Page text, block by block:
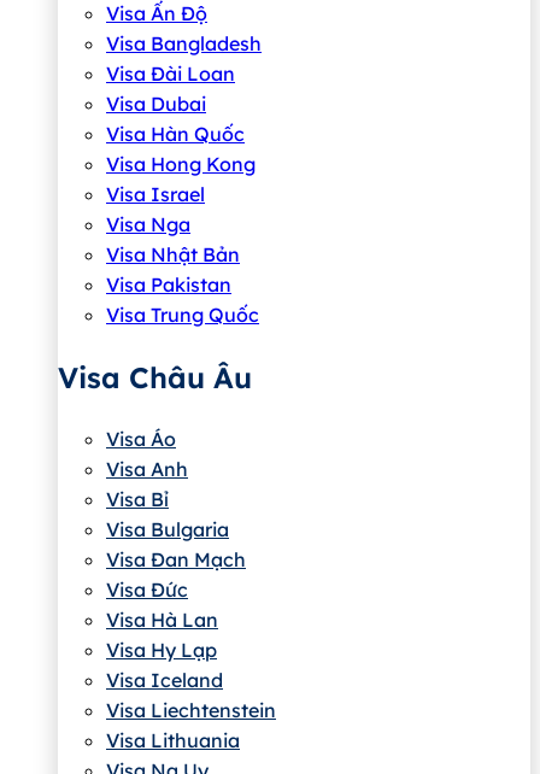
Visa Ấn Độ
Visa Bangladesh
Visa Đài Loan
Visa Dubai
Visa Hàn Quốc
Visa Hong Kong
Visa Israel
Visa Nga
Visa Nhật Bản
Visa Pakistan
Visa Trung Quốc
Visa Châu Âu
Visa Áo
Visa Anh
Visa Bỉ
Visa Bulgaria
Visa Đan Mạch
Visa Đức
Visa Hà Lan
Visa Hy Lạp
Visa Iceland
Visa Liechtenstein
Visa Lithuania